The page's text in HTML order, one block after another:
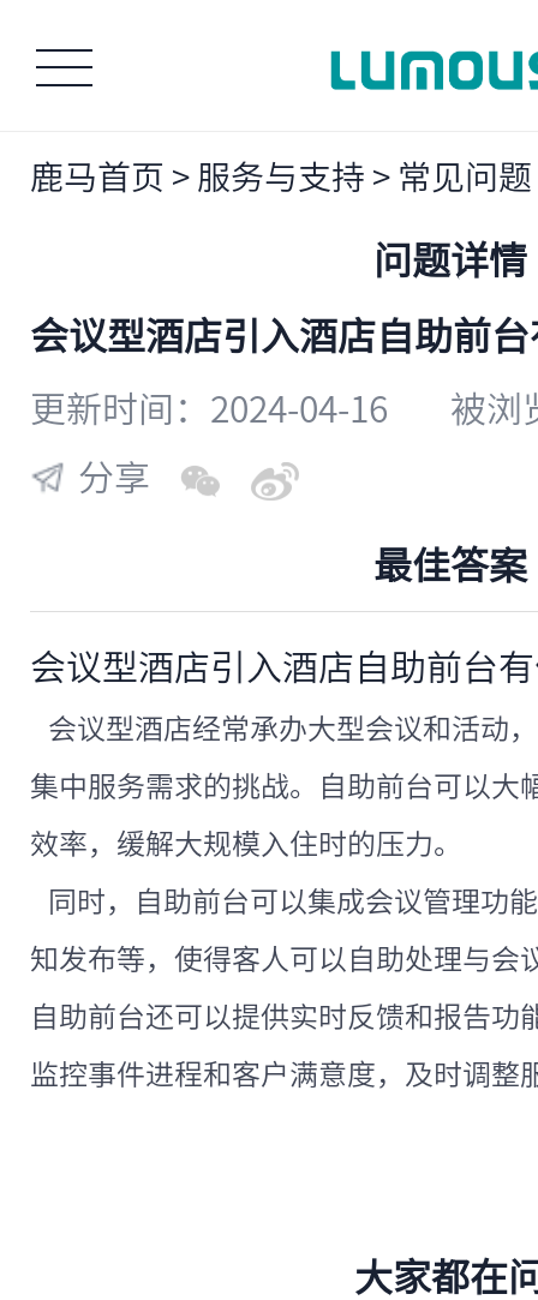
鹿马首页 > 服务与支持 > 常见问题
问题详情
会议型酒店引入酒店自助前
更新时间：2024-04-16
被浏
分享
最佳答案
会议型酒店引入酒店自助前台
会议型酒店经常承办大型会议和活动
集中服务需求的挑战。自助前台可以大
效率，缓解大规模入住时的压力。
同时，自助前台可以集成会议管理功
知发布等，使得客人可以自助处理与会
自助前台还可以提供实时反馈和报告功
监控事件进程和客户满意度，及时调整
大家都在